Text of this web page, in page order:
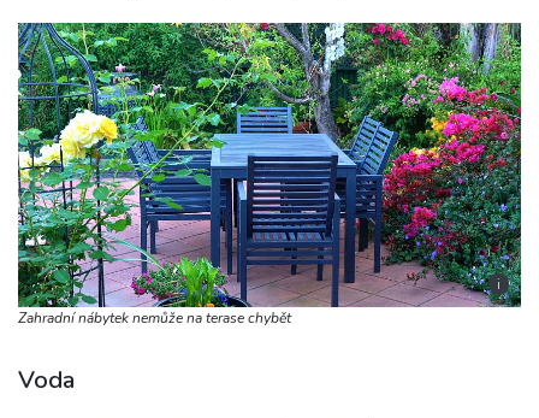
i
Zahradní nábytek nemůže na terase chybět
Voda